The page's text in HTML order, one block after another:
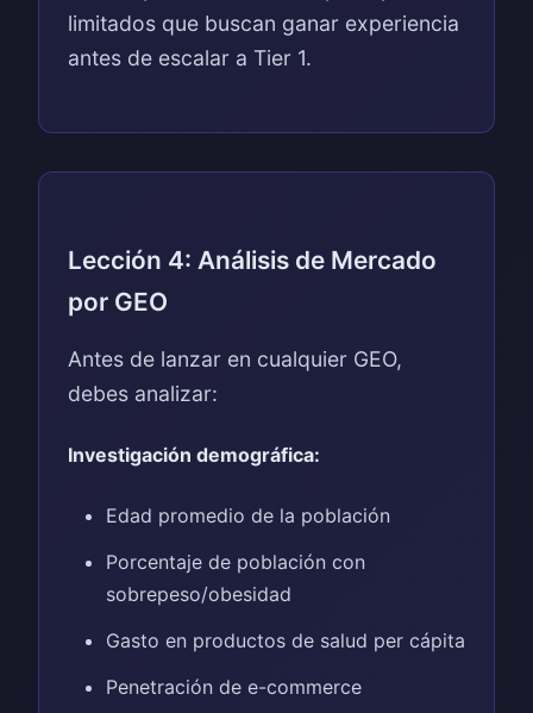
limitados que buscan ganar experiencia
antes de escalar a Tier 1.
Lección 4: Análisis de Mercado
por GEO
Antes de lanzar en cualquier GEO,
debes analizar:
Investigación demográfica:
Edad promedio de la población
Porcentaje de población con
sobrepeso/obesidad
Gasto en productos de salud per cápita
Penetración de e-commerce